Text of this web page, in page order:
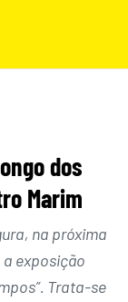
dos
Marim
na próxima
exposição
Trata-se